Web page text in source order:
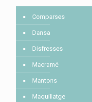
Comparses
Dansa
Disfresses
Macramé
Mantons
Maquillatge